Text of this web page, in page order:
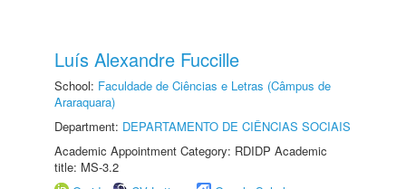
Luís Alexandre Fuccille
School: Faculdade de Ciências e Letras (Câmpus de
Araraquara)
Department: DEPARTAMENTO DE CIÊNCIAS SOCIAIS
Academic Appointment Category: RDIDP Academic
title: MS-3.2